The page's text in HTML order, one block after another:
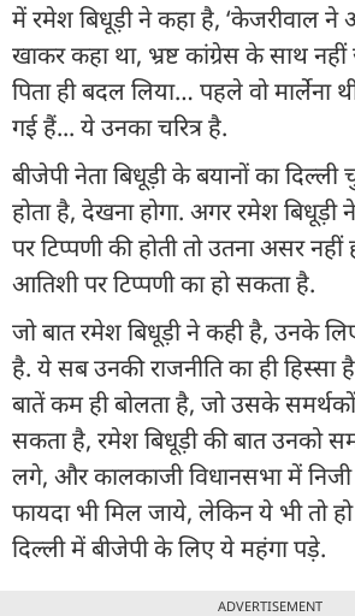
में रमेश बिधूड़ी ने कहा है, ‘केजरीवाल
खाकर कहा था, भ्रष्ट कांग्रेस के साथ नहीं
पिता ही बदल लिया… पहले वो मार्लेना
गई हैं... ये उनका चरित्र है.
बीजेपी नेता बिधूड़ी के बयानों का
होता है, देखना होगा. अगर रमेश बिधूड़ी ने
पर टिप्पणी की होती तो उतना असर नहीं
आतिशी पर टिप्पणी का हो सकता है.
जो बात रमेश बिधूड़ी ने कही है, उनके
है. ये सब उनकी राजनीति का ही हिस्सा
बातें कम ही बोलता है, जो उसके
सकता है, रमेश बिधूड़ी की बात उनको
लगे, और कालकाजी विधानसभा में निजी
फायदा भी मिल जाये, लेकिन ये भी तो
दिल्ली में बीजेपी के लिए ये महंगा पड़े.
ADVERTISEMENT